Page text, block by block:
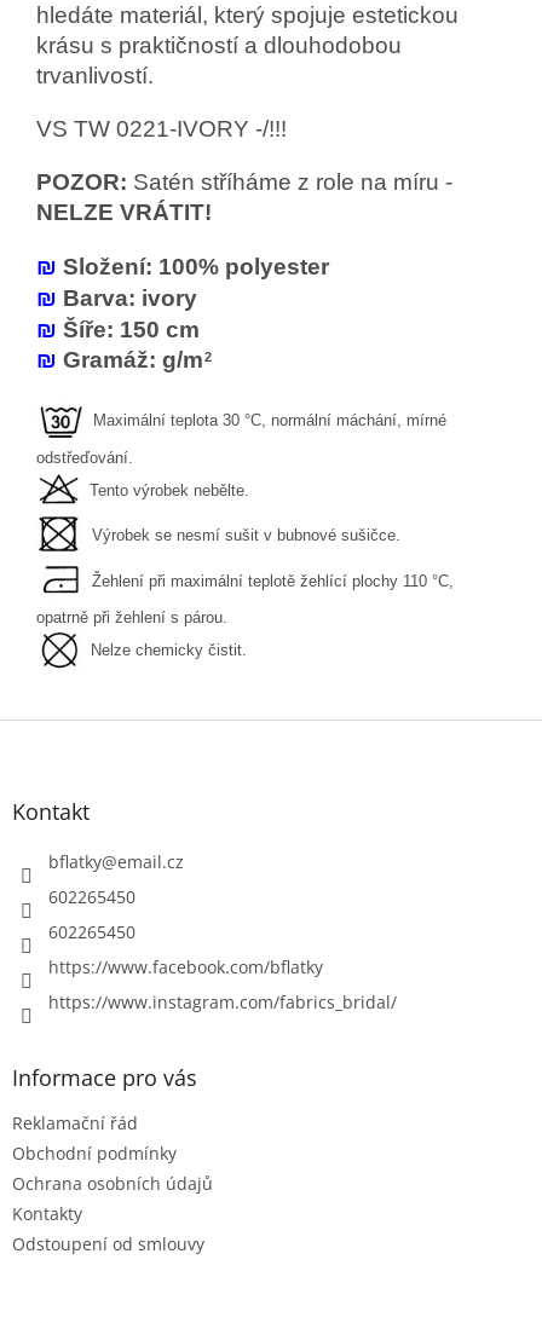
hledáte materiál, který spojuje estetickou
krásu s praktičností a dlouhodobou
trvanlivostí.
VS TW 0221-IVORY -/!!!
POZOR: Satén stříháme z role na míru -
NELZE VRÁTIT!
₪ Složení: 100% polyester
₪ Barva: ivory
₪ Šíře: 150 cm
₪ Gramáž: g/m2
Maximální teplota 30 °C, normální máchání, mírné
odstřeďování.
Tento výrobek nebělte.
Výrobek se nesmí sušit v bubnové sušičce.
Žehlení při maximální teplotě žehlící plochy 110 °C,
opatrně při žehlení s párou.
Nelze chemicky čistit.
Z
Kontakt
bflatky@email.cz
602265450
602265450
https://www.facebook.com/bflatky
https://www.instagram.com/fabrics_bridal/
Informace pro vás
Reklamační řád
Obchodní podmínky
Ochrana osobních údajů
Kontakty
Odstoupení od smlouvy